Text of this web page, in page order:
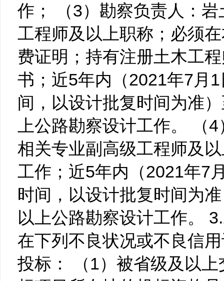
作； （3）勘察负责人：
工程师及以上职称；必须
费证明；持有注册土木工
书；近5年内（2021年7月
间，以设计批复时间为准
上公路勘察设计工作。 （
相关专业副高级工程师及
工作；近5年内（2021年7
时间，以设计批复时间为
以上公路勘察设计工作。
在下列不良状况或不良信
投标： （1）被省级及以